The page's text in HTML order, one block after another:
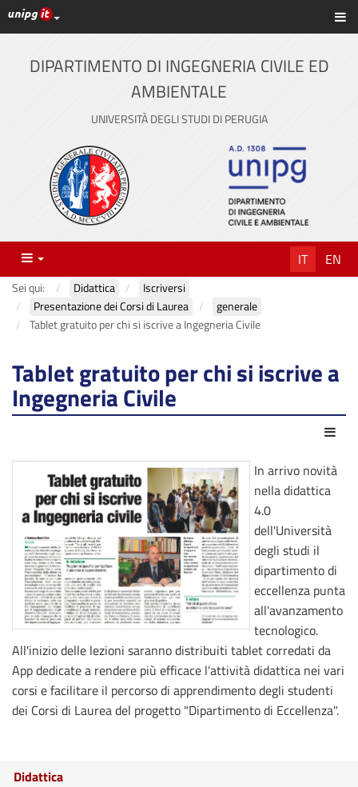
Vai
al
contenuto
principale
Link ai principali servizi web di Ateneo
DIPARTIMENTO DI INGEGNERIA CIVILE ED
AMBIENTALE
UNIVERSITÀ DEGLI STUDI DI PERUGIA
Menu IT EN
Sei qui: Didattica
Iscriversi
Presentazione dei Corsi di Laurea
generale
Tablet gratuito per chi si iscrive a Ingegneria Civile
Tablet gratuito per chi si iscrive a
Ingegneria Civile
In arrivo novità
nella didattica
4.0
dell'Università
degli studi il
dipartimento di
eccellenza punta
all'avanzamento
tecnologico.
All'inizio delle lezioni saranno distribuiti tablet corredati da
App dedicate a rendere più efficace l'attività didattica nei vari
corsi e facilitare il percorso di apprendimento degli studenti
dei Corsi di Laurea del progetto "Dipartimento di Eccellenza".
Didattica